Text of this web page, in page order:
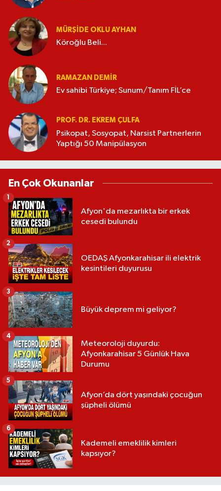
MÜRŞIDE OKLU AYHAN
Köroğlu Beli...
RAMAZAN DEMİR
Ev sahibi Türkiye; Sunum/Tanım FİL’ce
PROF. DR. EKREM ÇULFA
Psikopat, Sosyopat, Narsist Partnerlerin
Yaptığı 50 Manipülasyon
En Çok Okunanlar
Afyon'da mezarlıkta bir erkek
cesedi bulundu
1
OEDAŞ Afyonkarahisar ili elektrik
kesintileri duyurusu
2
Büyük deprem mi geliyor?
3
Meteoroloji duyurdu:
Afyonkarahisar 5 Günlük Hava
Durumu
4
Afyon’da dört yaşındaki çocuğun
şüpheli ölümü
5
Kademeli emeklilik kimleri
kapsıyor?
6